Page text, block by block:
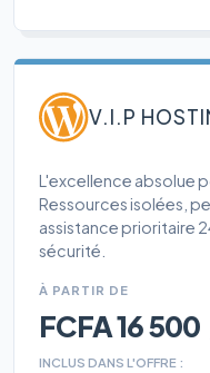
V.I.P
L'excellence absolue
Ressources isolées,
assistance prioritaire
sécurité.
À PARTIR DE
FCFA 16 500
INCLUS DANS L'OFFRE :